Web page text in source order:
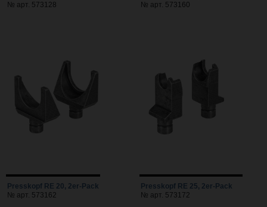
№ арт. 573128
№ арт. 573160
Presskopf RE 20, 2er-Pack
№ арт. 573162
Presskopf RE 25, 2er-Pack
№ арт. 573172